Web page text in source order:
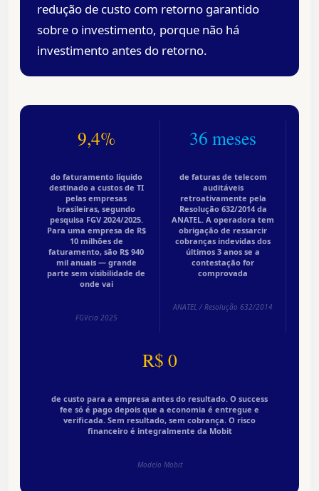
redução de custo com retorno garantido
sobre o investimento, porque não há
investimento antes do retorno.
9,4%
do faturamento líquido
destinado a custos de TI
pelas empresas
brasileiras, segundo
pesquisa FGV 2024/2025.
Para uma empresa de R$
10 milhões de
faturamento, são R$ 940
mil anuais — grande
parte sem visibilidade de
onde vai
FGVcia 2025
36 meses
de faturas de telecom
auditáveis
retroativamente pela
Resolução 632/2014 da
ANATEL. A operadora tem
obrigação de ressarcir
cobranças indevidas dos
últimos 3 anos se a
contestação for
comprovada
ANATEL / Resolução 632/2014
R$ 0
de custo para a empresa antes do resultado. O success
fee só é pago depois que a economia é entregue e
verificada. Sem resultado, sem cobrança. O risco
financeiro é integralmente da Mobit
Modelo Mobit